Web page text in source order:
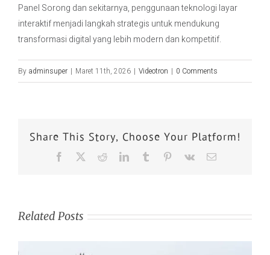
Panel Sorong dan sekitarnya, penggunaan teknologi layar
interaktif menjadi langkah strategis untuk mendukung
transformasi digital yang lebih modern dan kompetitif.
By adminsuper | Maret 11th, 2026 | Videotron | 0 Comments
Share This Story, Choose Your Platform!
Related Posts